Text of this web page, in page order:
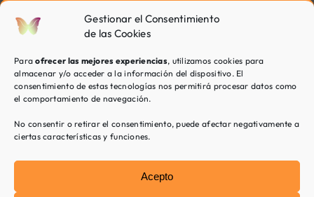
Gestionar el Consentimiento
de las Cookies
Paraofrecer las mejores experiencias, utilizamos cookies para
almacenar y/o acceder a la información del dispositivo. El
consentimiento de estas tecnologías nos permitirá procesar datos como
el comportamiento de navegación.
No consentir o retirar el consentimiento, puede afectar negativamente a
ciertas características y funciones.
Acepto
mirada
colaborativa.
en
el